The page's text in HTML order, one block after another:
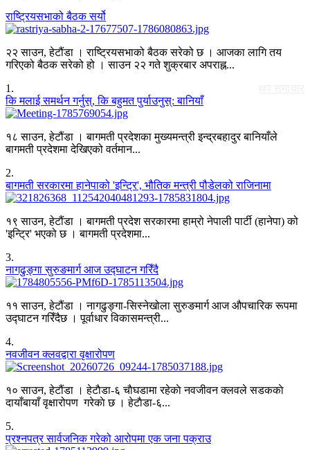
राष्ट्रियसभाको बैठक सर्यो
२२ साउन, हेटौंडा । राष्ट्रियसभाको बैठक सरेको छ । आजका लागि तय
गरिएको बैठक सरेको हो । साउन २२ गते शुक्रबार अपराह्न...
1 .
कि मलाई समर्थन गर्नुस्, कि बहुमत पुर्याउनुस्: बानियाँ
१८ साउन, हेटौंडा । बागमती प्रदेशका मुख्यमन्त्री इन्द्रबहादुर बानियाँले
बागमती प्रदेशमा देखिएको वर्तमान...
2.
बागमती सरकारमा हानेपाको 'इन्ट्रि', भौतिक मन्त्री पौडेलको राजिनामा
१९ साउन, हेटौंडा । बागमती प्रदेश सरकारमा हाम्रो नेपाली पार्टी (हानेपा) को
'इन्ट्रि' भएको छ । बागमती प्रदेशमा...
3.
नागढुङ्गा सुरुङमार्ग आज उद्घाटन गरिँदै
११ साउन, हेटौंडा । नागढुङ्गा-सिस्नेखोला सुरुङमार्ग आज औपचारिक रूपमा
उद्घाटन गरिँदैछ । पूर्वाधार विकासमन्त्री...
4.
नवजीवन क्लवद्वारा वृक्षारोपण
१० साउन, हेटौंडा । हेटाैडा-६ चाैघडामा रहेकाे नवजीवन क्लवले सडककाे
दायाँबायाँ वृक्षारोपण गरेकाे छ । हेटाैडा-६...
5.
प्रश्नपत्र सार्वजनिक गरेको आरोपमा एक जना पक्राउ